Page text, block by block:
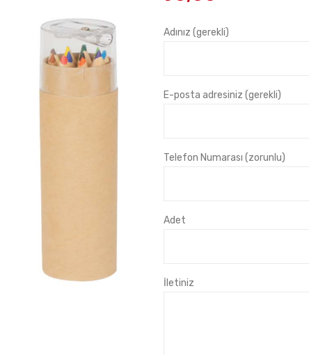
Adınız (gerekli)
E-posta adresiniz (gerekli)
Telefon Numarası (zorunlu)
Adet
İletiniz